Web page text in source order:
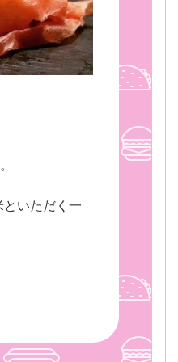
いただく一
。